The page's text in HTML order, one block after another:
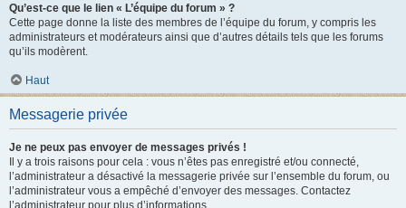
Qu’est-ce que le lien « L’équipe du forum » ?
Cette page donne la liste des membres de l’équipe du forum, y compris les
administrateurs et modérateurs ainsi que d’autres détails tels que les forums
qu’ils modèrent.
Haut
Messagerie privée
Je ne peux pas envoyer de messages privés !
Il y a trois raisons pour cela : vous n’êtes pas enregistré et/ou connecté,
l’administrateur a désactivé la messagerie privée sur l’ensemble du forum, ou
l’administrateur vous a empêché d’envoyer des messages. Contactez
l’administrateur pour plus d’informations.